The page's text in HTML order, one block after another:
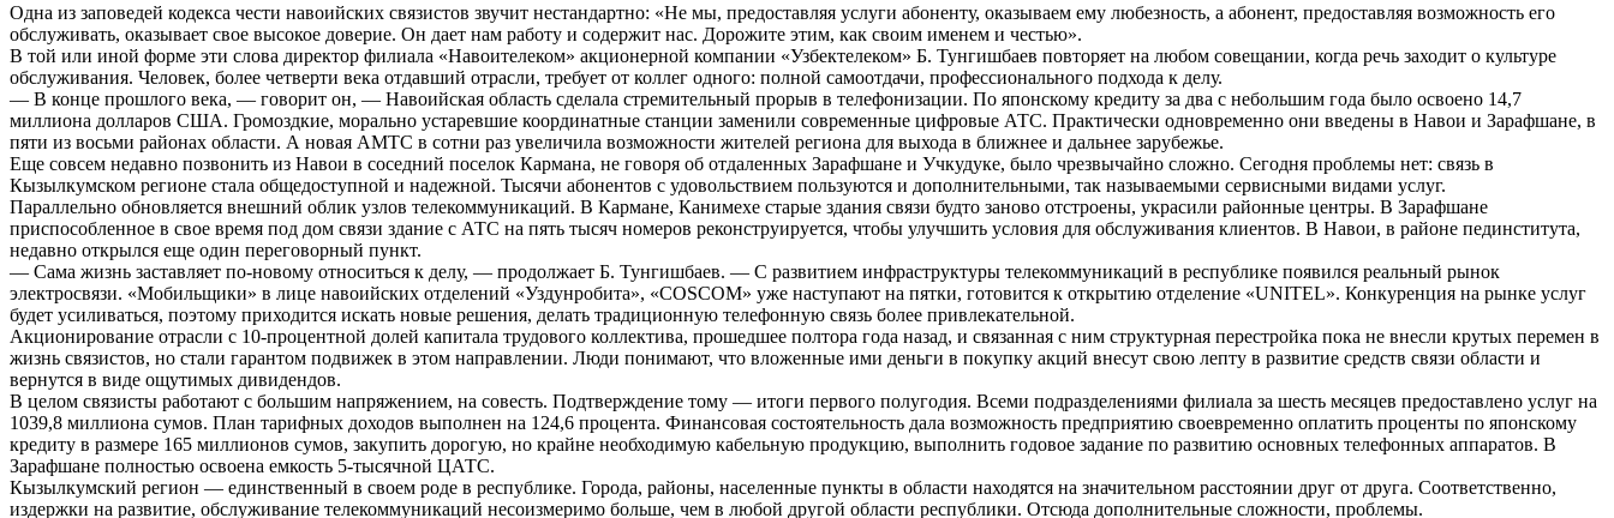
Одна из заповедей кодекса чести навоийских связистов звучит нестандартно: «Не мы, предоставляя услуги абоненту, оказываем ему любезность, а абонент, предоставляя возможность его
обслуживать, оказывает свое высокое доверие. Он дает нам работу и содержит нас. Дорожите этим, как своим именем и честью».
В той или иной форме эти слова директор филиала «Навоителеком» акционерной компании «Узбектелеком» Б. Тунгишбаев повторяет на любом совещании, когда речь заходит о культуре
обслуживания. Человек, более четверти века отдавший отрасли, требует от коллег одного: полной самоотдачи, профессионального подхода к делу.
— В конце прошлого века, — говорит он, — Навоийская область сделала стремительный прорыв в телефонизации. По японскому кредиту за два с небольшим года было освоено 14,7
миллиона долларов США. Громоздкие, морально устаревшие координатные станции заменили современные цифровые АТС. Практически одновременно они введены в Навои и Зарафшане, в
пяти из восьми районах области. А новая АМТС в сотни раз увеличила возможности жителей региона для выхода в ближнее и дальнее зарубежье.
Еще совсем недавно позвонить из Навои в соседний поселок Кармана, не говоря об отдаленных Зарафшане и Учкудуке, было чрезвычайно сложно. Сегодня проблемы нет: связь в
Кызылкумском регионе стала общедоступной и надежной. Тысячи абонентов с удовольствием пользуются и дополнительными, так называемыми сервисными видами услуг.
Параллельно обновляется внешний облик узлов телекоммуникаций. В Кармане, Канимехе старые здания связи будто заново отстроены, украсили районные центры. В Зарафшане
приспособленное в свое время под дом связи здание с АТС на пять тысяч номеров реконструируется, чтобы улучшить условия для обслуживания клиентов. В Навои, в районе пединститута,
недавно открылся еще один переговорный пункт.
— Сама жизнь заставляет по-новому относиться к делу, — продолжает Б. Тунгишбаев. — С развитием инфраструктуры телекоммуникаций в республике появился реальный рынок
электросвязи. «Мобильщики» в лице навоийских отделений «Уздунробита», «COSCOM» уже наступают на пятки, готовится к открытию отделение «UNITEL». Конкуренция на рынке услуг
будет усиливаться, поэтому приходится искать новые решения, делать традиционную телефонную связь более привлекательной.
Акционирование отрасли с 10-процентной долей капитала трудового коллектива, прошедшее полтора года назад, и связанная с ним структурная перестройка пока не внесли крутых перемен в
жизнь связистов, но стали гарантом подвижек в этом направлении. Люди понимают, что вложенные ими деньги в покупку акций внесут свою лепту в развитие средств связи области и
вернутся в виде ощутимых дивидендов.
В целом связисты работают с большим напряжением, на совесть. Подтверждение тому — итоги первого полугодия. Всеми подразделениями филиала за шесть месяцев предоставлено услуг на
1039,8 миллиона сумов. План тарифных доходов выполнен на 124,6 процента. Финансовая состоятельность дала возможность предприятию своевременно оплатить проценты по японскому
кредиту в размере 165 миллионов сумов, закупить дорогую, но крайне необходимую кабельную продукцию, выполнить годовое задание по развитию основных телефонных аппаратов. В
Зарафшане полностью освоена емкость 5-тысячной ЦАТС.
Кызылкумский регион — единственный в своем роде в республике. Города, районы, населенные пункты в области находятся на значительном расстоянии друг от друга. Соответственно,
издержки на развитие, обслуживание телекоммуникаций несоизмеримо больше, чем в любой другой области республики. Отсюда дополнительные сложности, проблемы.